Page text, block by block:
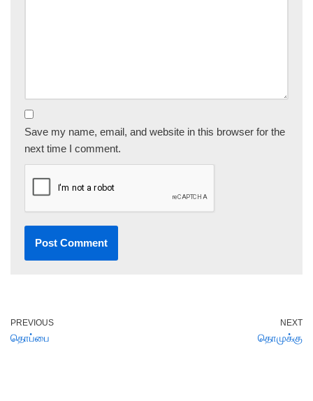
Save my name, email, and website in this browser for the
next time I comment.
PREVIOUS
தொப்பை
NEXT
தொமுக்கு